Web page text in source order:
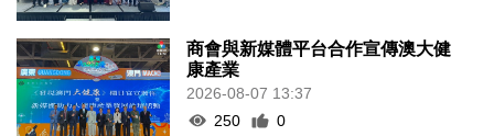
商會與新媒體平台合作宣傳澳大健
康產業
2026-08-07 13:37
250
0